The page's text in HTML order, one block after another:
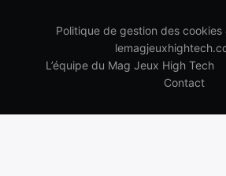
Politique de gestion des cookies
L’équipe du Mag Jeux High Tech
Contact